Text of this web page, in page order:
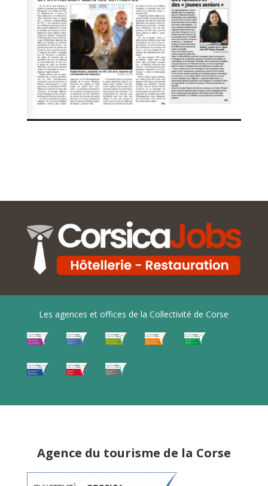
Les agences et offices de la Collectivité de Corse
Agence du tourisme de la Corse